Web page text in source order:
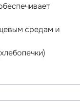
средам и